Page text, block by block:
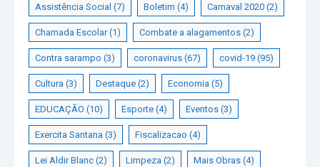
Assistência Social (7) Boletim (4) Carnaval 2020 (2)
Chamada Escolar(1) Combate a alagamentos (2)
Contra sarampo (3) coronavirus (67) covid-19 (95)
Cultura (3) Destaque (2) Economia (5)
EDUCAÇÃO (10) Esporte (4) Eventos (3)
Exercita Santana (3) Fiscalizacao (4)
Lei Aldir Blanc (2) Limpeza (2) Mais Obras (4)